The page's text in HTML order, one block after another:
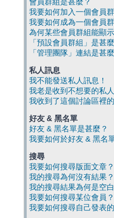
會員群組是甚麼？
我要如何加入一個會員
我要如何成為一個會員
為何某些會員群組能顯
「預設會員群組」是甚
「管理團隊」連結是甚
私人訊息
我不能發送私人訊息！
我老是收到不想要的私人
我收到了這個討論區裡
好友 & 黑名單
好友 & 黑名單是甚麼？
我要如何於好友 & 黑名
搜尋
我要如何搜尋版面文章？
我的搜尋為何沒有結果？
我的搜尋結果為何是空
我要如何搜尋某位會員？
我要如何搜尋自己發表